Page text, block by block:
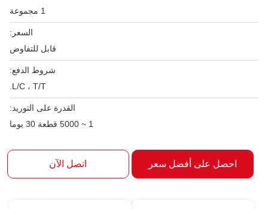
السعر:
قابل للتفاوض
شروط الدفع:
L/C ، T/T.
القدرة على التوريد:
احصل على أفضل سعر اتصل الآن